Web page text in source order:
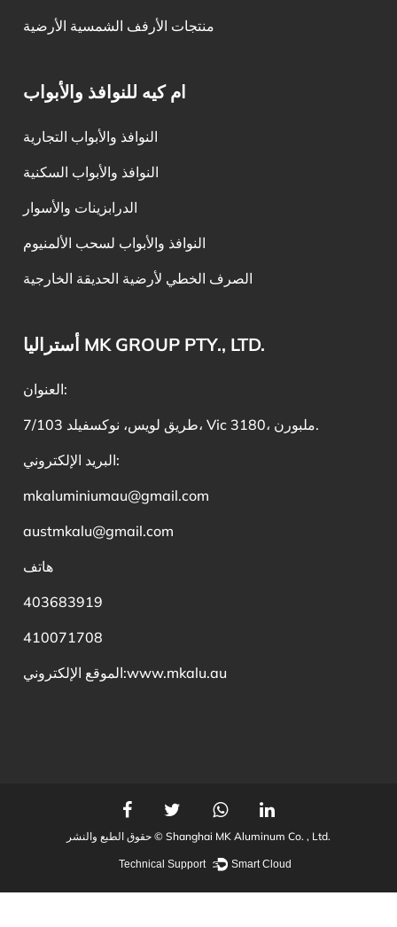
منتجات الأرفف الشمسية الأرضية
ام كيه للنوافذ والأبواب
النوافذ والأبواب التجارية
النوافذ والأبواب السكنية
الدرابزينات والأسوار
النوافذ والأبواب لسحب الألمنيوم
الصرف الخطي لأرضية الحديقة الخارجية
أستراليا MK GROUP PTY., LTD.
العنوان:
7/103 طريق لويس، نوكسفيلد، Vic 3180، ملبورن.
البريد الإلكتروني:
mkaluminiumau@gmail.com
austmkalu@gmail.com
هاتف
403683919
410071708
الموقع الإلكتروني:www.mkalu.au
حقوق الطبع والنشر © Shanghai MK Aluminum Co. , Ltd.
Technical Support ： Smart Cloud